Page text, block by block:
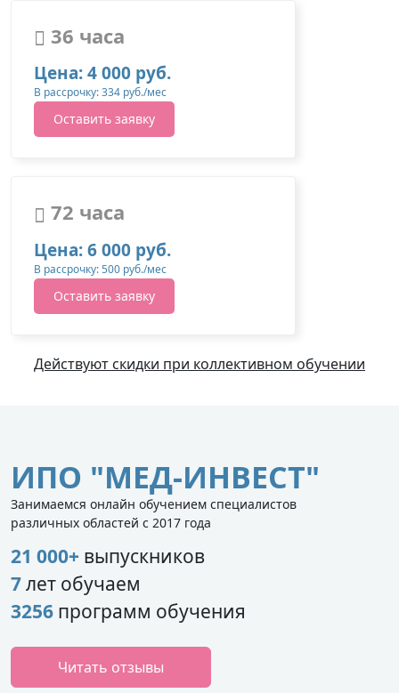
36 часа
Цена: 4 000 руб.
В рассрочку: 334 руб./мес
Оставить заявку
72 часа
Цена: 6 000 руб.
В рассрочку: 500 руб./мес
Оставить заявку
Действуют скидки при коллективном обучении
ИПО "МЕД-ИНВЕСТ"
Занимаемся онлайн обучением специалистов
различных областей с 2017 года
21 000+ выпускников
7лет обучаем
3256 программ обучения
Читать отзывы